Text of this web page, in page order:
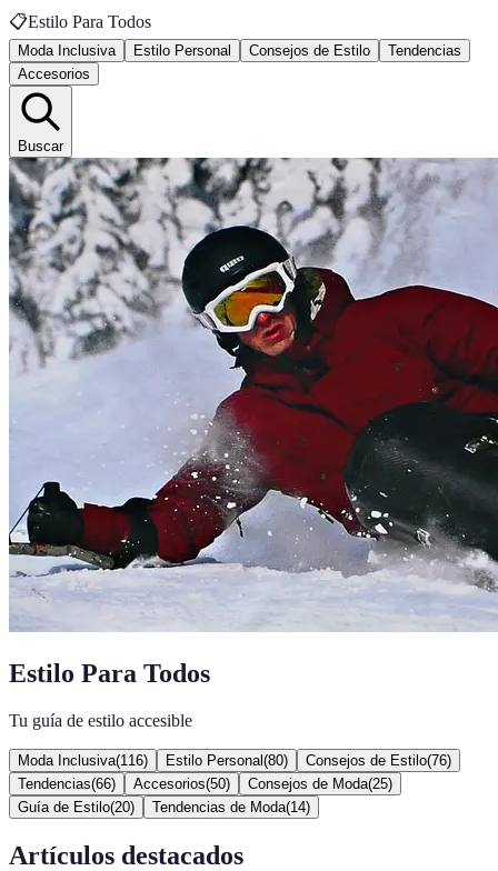
📋Estilo Para Todos
Moda Inclusiva Estilo Personal Consejos de Estilo
Tendencias
Accesorios
Buscar
Estilo Para Todos
Tu guía de estilo accesible
Moda Inclusiva(116) Estilo Personal (80) Consejos de Estilo(76)
Tendencias(66) Accesorios(50) Consejos de Moda(25)
Guía de Estilo(20) Tendencias de Moda(14)
Artículos destacados